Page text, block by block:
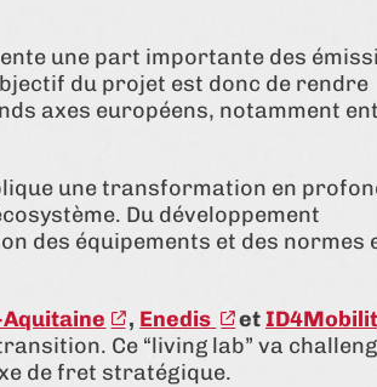
une part importante des
du projet est donc de rendre
axes européens, notamment
une transformation en
Du développement
des équipements et des normes
, Enedis et
Ce “living lab” va
de fret stratégique.